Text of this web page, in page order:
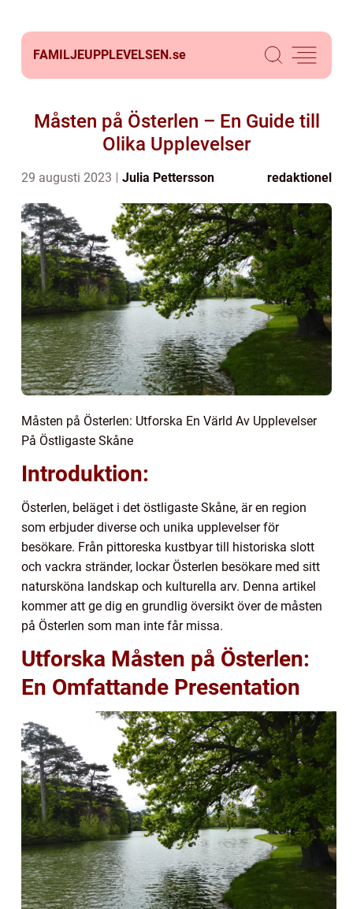
FAMILJEUPPLEVELSEN.se
Måsten på Österlen – En Guide till
Olika Upplevelser
29 augusti 2023 Julia Pettersson redaktionel
Måsten på Österlen: Utforska En Värld Av Upplevelser
På Östligaste Skåne
Introduktion:
Österlen, beläget i det östligaste Skåne, är en region
som erbjuder diverse och unika upplevelser för
besökare. Från pittoreska kustbyar till historiska slott
och vackra stränder, lockar Österlen besökare med sitt
natursköna landskap och kulturella arv. Denna artikel
kommer att ge dig en grundlig översikt över de måsten
på Österlen som man inte får missa.
Utforska Måsten på Österlen:
En Omfattande Presentation